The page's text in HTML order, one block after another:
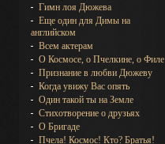
Гимн лоя Дюжева
Еще один для Димы на
английском
Всем актерам
О Космосе, о Пчелкине, о Филе
Признание в любви Дюжеву
Когда увижу Вас опять
Один такой ты на Земле
Стихотворение о друзьях
О Бригаде
Пчела! Космос! Кто? Братья!